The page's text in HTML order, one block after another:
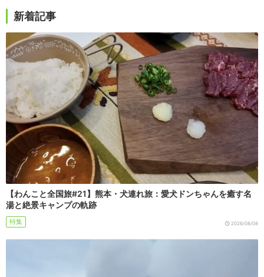
新着記事
【わんこと全国旅#21】熊本・犬連れ旅：愛犬ドンちゃんを癒す名
湯と絶景キャンプの軌跡
特集 2026/08/08